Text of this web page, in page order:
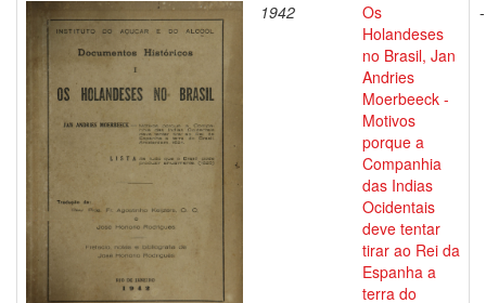
1942
Os
Holandeses
no Brasil, Jan
Andries
Moerbeeck -
Motivos
porque a
Companhia
das Indias
Ocidentais
deve tentar
tirar ao Rei da
Espanha a
terra do
-